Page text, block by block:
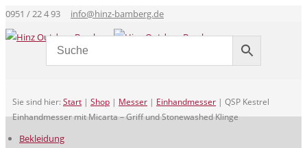
0951 / 22 4 93 info@hinz-bamberg.de
Sie sind hier: Start | Shop | Messer | Einhandmesser | QSP Kestrel
Einhandmesser mit Micarta – Griff und Stonewashed Klinge
Bekleidung